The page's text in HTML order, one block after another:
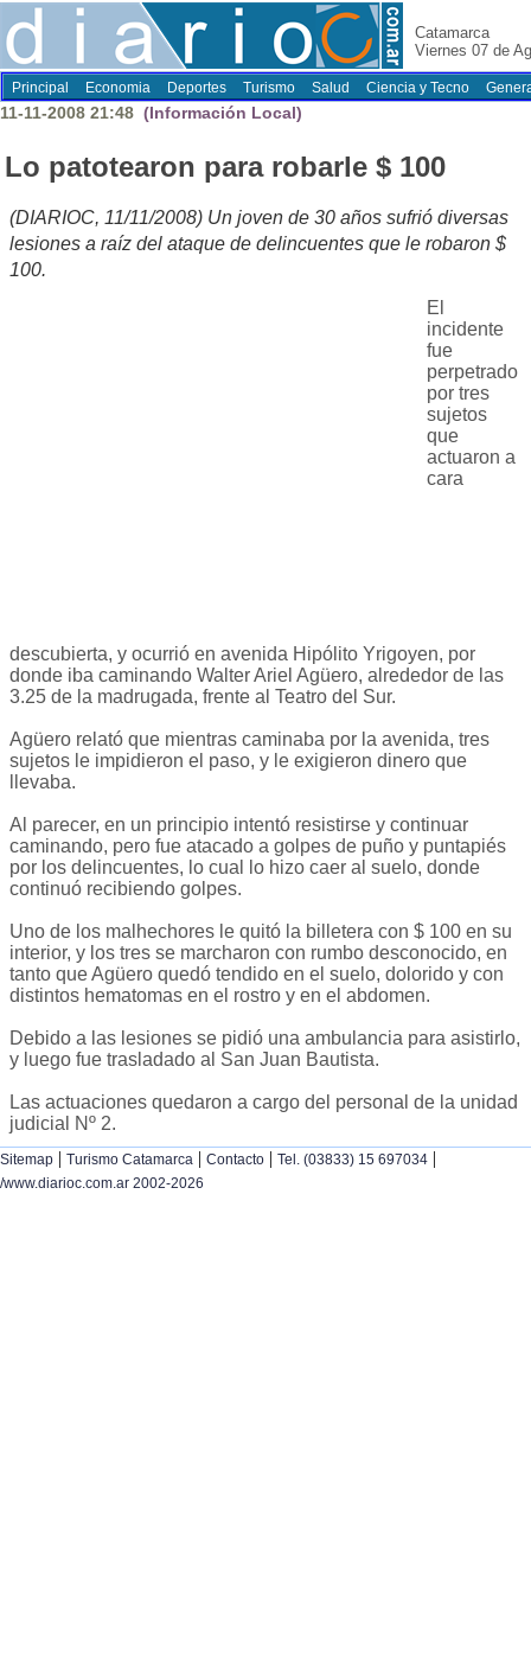
Catamarca
Viernes 07 de
Principal Economia Deportes Turismo Salud Ciencia y Tecno
11-11-2008 21:48 (Información Local)
Lo patotearon para robarle $ 100
(DIARIOC, 11/11/2008) Un joven de 30 años sufrió diversas
lesiones a raíz del ataque de delincuentes que le robaron $
100.
El
incidente
fue
perpetrado
por tres
sujetos
que
actuaron a
cara
descubierta, y ocurrió en avenida Hipólito Yrigoyen, por
donde iba caminando Walter Ariel Agüero, alrededor de las
3.25 de la madrugada, frente al Teatro del Sur.
Agüero relató que mientras caminaba por la avenida, tres
sujetos le impidieron el paso, y le exigieron dinero que
llevaba.
Al parecer, en un principio intentó resistirse y continuar
caminando, pero fue atacado a golpes de puño y puntapiés
por los delincuentes, lo cual lo hizo caer al suelo, donde
continuó recibiendo golpes.
Uno de los malhechores le quitó la billetera con $ 100 en su
interior, y los tres se marcharon con rumbo desconocido, en
tanto que Agüero quedó tendido en el suelo, dolorido y con
distintos hematomas en el rostro y en el abdomen.
Debido a las lesiones se pidió una ambulancia para asistirlo,
y luego fue trasladado al San Juan Bautista.
Las actuaciones quedaron a cargo del personal de la unidad
judicial Nº 2.
Sitemap | Turismo Catamarca | Contacto | Tel. (03833) 15 697034 |
/www.diarioc.com.ar 2002-2026